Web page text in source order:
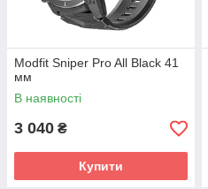
Modfit Sniper Pro All Black 41
мм
В наявності
3 040 ₴
Купити